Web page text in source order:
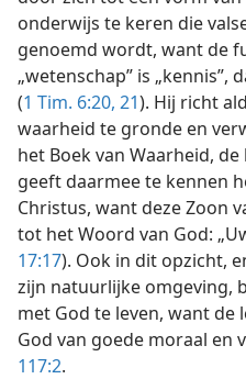
onderwijs te keren die
genoemd wordt, want de
„wetenschap” is „kennis”,
(1 Tim. 6:20, 21). Hij richt
waarheid te gronde en
het Boek van Waarheid,
geeft daarmee te kennen
Christus, want deze Zoon
tot het Woord van God:
17:17). Ook in dit opzicht,
zijn natuurlijke omgeving,
met God te leven, want de
God van goede moraal en
117:2.